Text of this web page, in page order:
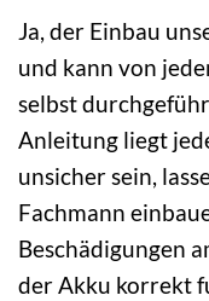
Ja, der Einbau
und kann von
selbst
Anleitung liegt
unsicher sein,
Fachmann
Beschädigungen
der Akku korrekt